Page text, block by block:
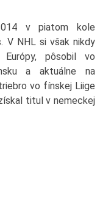
v piatom kole
V NHL si však nikdy
pôsobil vo
a aktuálne na
vo fínskej Liige
titul v nemeckej